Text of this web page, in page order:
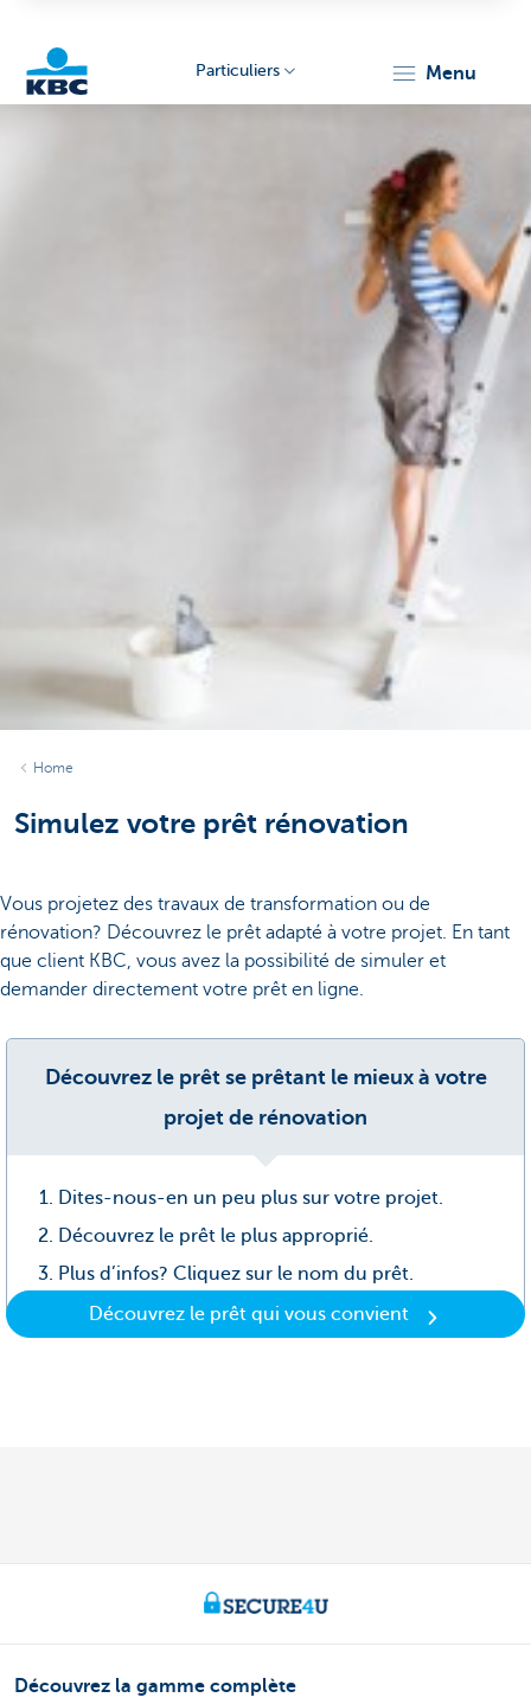
Particuliers menu
Home
Simulez votre prêt rénovation
Vous projetez des travaux de transformation ou de
rénovation? Découvrez le prêt adapté à votre projet. En tant
que client KBC, vous avez la possibilité de simuler et
demander directement votre prêt en ligne.
Découvrez le prêt se prêtant le mieux à votre
projet de rénovation
Dites-nous-en un peu plus sur votre projet.
Découvrez le prêt le plus approprié.
Plus d’infos? Cliquez sur le nom du prêt.
Découvrez le prêt qui vous convient
Découvrez la gamme complète